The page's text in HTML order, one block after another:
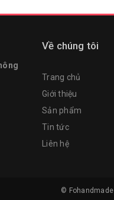
Về chúng tôi
Trang chủ
Giới thiệu
Sản phẩm
Tin tức
Liên hệ
© Fohandmade